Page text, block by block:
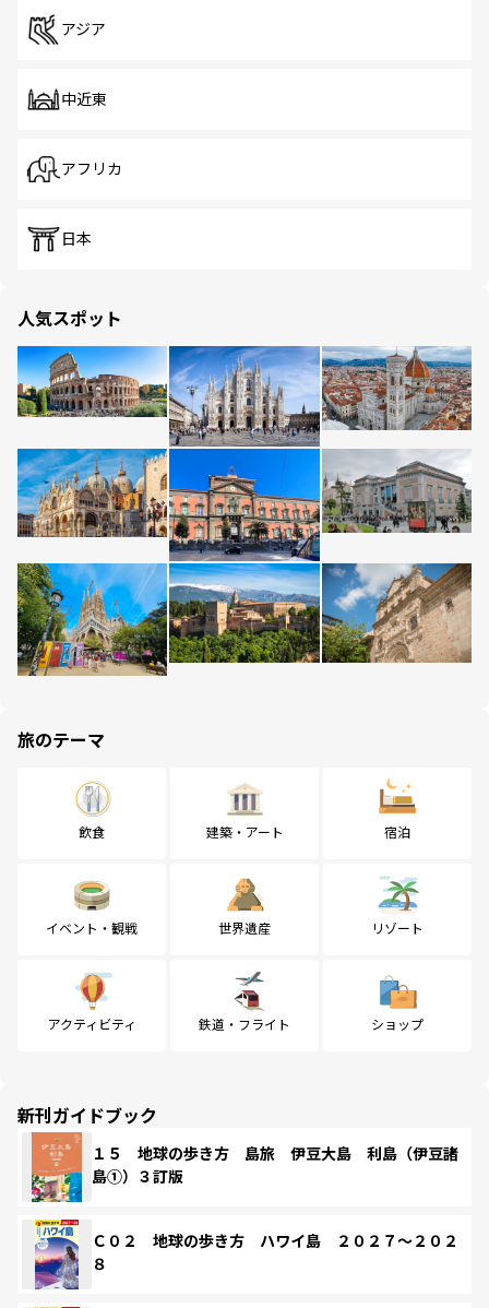
アジア
中近東
アフリカ
日本
人気スポット
旅のテーマ
飲食 建築・アート 宿泊
イベント・観戦 世界遺産 リゾート
アクティビティ 鉄道・フライト ショップ
新刊ガイドブック
１５ 地球の歩き方 島旅 伊豆大島 利島（伊豆諸
島①）３訂版
Ｃ０２ 地球の歩き方 ハワイ島 ２０２７～２０２
８